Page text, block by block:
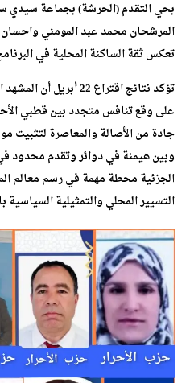
بحي التقدم (الحرشة) بجماعة سيدي
تعكس ثقة الساكنة المحلية في
تؤكد نتائج اقتراع 22
على وقع تنافس متجدد بين قطبي
جادة من الأصالة والمعاصرة
وبين هيمنة في دوائر وتقدم محدود
الجزئية محطة مهمة في رسم معالم
التسيير المحلي والتمثيلية السياسية